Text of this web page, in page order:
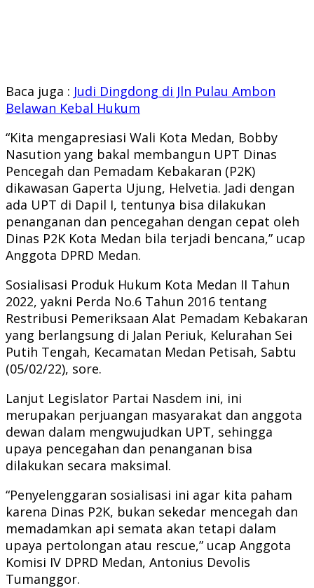
Baca juga : Judi Dingdong di Jln Pulau Ambon
Belawan Kebal Hukum
“Kita mengapresiasi Wali Kota Medan, Bobby
Nasution yang bakal membangun UPT Dinas
Pencegah dan Pemadam Kebakaran (P2K)
dikawasan Gaperta Ujung, Helvetia. Jadi dengan
ada UPT di Dapil I, tentunya bisa dilakukan
penanganan dan pencegahan dengan cepat oleh
Dinas P2K Kota Medan bila terjadi bencana,” ucap
Anggota DPRD Medan.
Sosialisasi Produk Hukum Kota Medan II Tahun
2022, yakni Perda No.6 Tahun 2016 tentang
Restribusi Pemeriksaan Alat Pemadam Kebakaran
yang berlangsung di Jalan Periuk, Kelurahan Sei
Putih Tengah, Kecamatan Medan Petisah, Sabtu
(05/02/22), sore.
Lanjut Legislator Partai Nasdem ini, ini
merupakan perjuangan masyarakat dan anggota
dewan dalam mengwujudkan UPT, sehingga
upaya pencegahan dan penanganan bisa
dilakukan secara maksimal.
“Penyelenggaran sosialisasi ini agar kita paham
karena Dinas P2K, bukan sekedar mencegah dan
memadamkan api semata akan tetapi dalam
upaya pertolongan atau rescue,” ucap Anggota
Komisi IV DPRD Medan, Antonius Devolis
Tumanggor.